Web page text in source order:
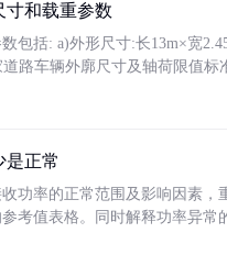
寸和载重参数
包括: a)外形尺寸:长13m×宽
路车辆外廓尺寸及轴荷限值标
是正常
功率的正常范围及影响因素，
考值表格。同时解释功率异